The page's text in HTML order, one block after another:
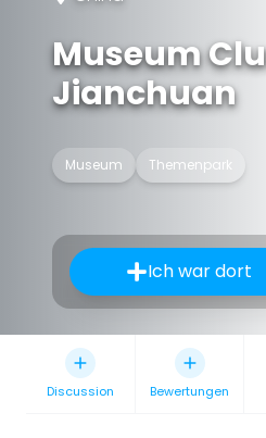
Museum
Jianchuan
Museum Themenpark
Ich war dort
Discussion Bewertungen